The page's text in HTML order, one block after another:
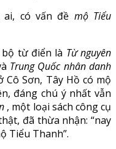
ai, có vấn đề mộ Tiểu
từ điển là Từ nguyên
Trung Quốc nhân danh
Sơn, Tây Hồ có mộ
đáng chú ý nhất vẫn
, một loại sách công cụ
đã thừa nhận: “nay
Tiểu Thanh”.